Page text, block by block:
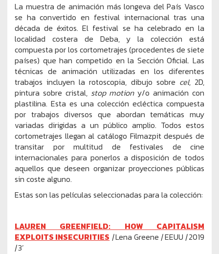
La muestra de animación más longeva del País Vasco
se ha convertido en festival internacional tras una
década de éxitos. El festival se ha celebrado en la
localidad costera de Deba, y la colección está
compuesta por los cortometrajes (procedentes de siete
países) que han competido en la Sección Oficial. Las
técnicas de animación utilizadas en los diferentes
trabajos incluyen la rotoscopia, dibujo sobre cel, 2D,
pintura sobre cristal, stop motiony/o animación con
plastilina. Esta es una colección ecléctica compuesta
por trabajos diversos que abordan temáticas muy
variadas dirigidas a un público amplio. Todos estos
cortometrajes llegan al catálogo Filmazpit después de
transitar por multitud de festivales de cine
internacionales para ponerlos a disposición de todos
aquellos que deseen organizar proyecciones públicas
sin coste alguno.
Estas son las películas seleccionadas para la colección:
LAUREN GREENFIELD: HOW CAPITALISM
EXPLOITS INSECURITIES |Lena Greene|EEUU |2019
|3’